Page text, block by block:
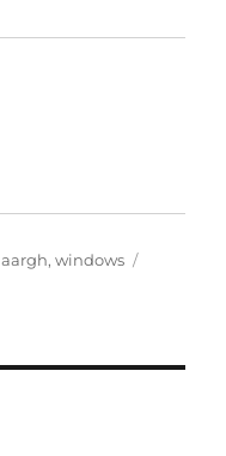
Kategoriat
aargh,windows